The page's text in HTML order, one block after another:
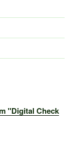
"Digital Check